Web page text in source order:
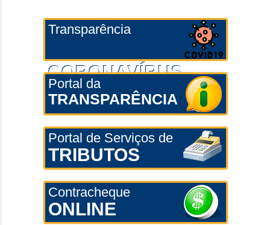
Transparência
CORONAVÍRUS
Portal da
TRANSPARÊNCIA
Portal de Serviços de
TRIBUTOS
Contracheque
ONLINE